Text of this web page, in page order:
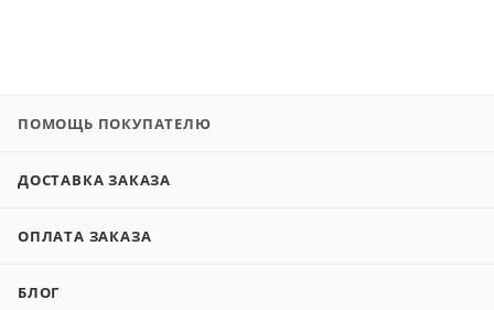
ПОМОЩЬ ПОКУПАТЕЛЮ
ДОСТАВКА ЗАКАЗА
ОПЛАТА ЗАКАЗА
БЛОГ